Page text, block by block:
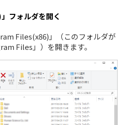
フォルダを開く
Files(x86)」（このフォルダが
Files」）を開きます。